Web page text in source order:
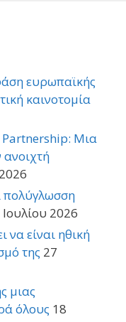
ευρωπαϊκής
καινοτομία
Partnership: Μια
πολύγλωσση
2026
είναι ηθική
της 27
μιας
όλους 18